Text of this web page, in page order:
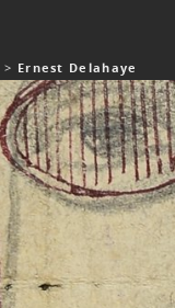
> Ernest Delahaye